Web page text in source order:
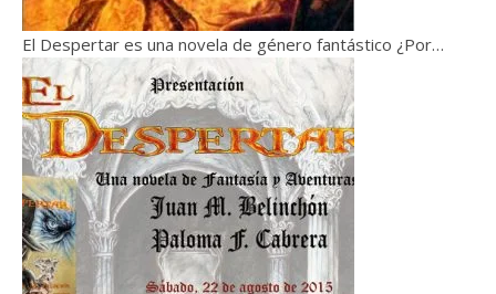
El Despertar es una novela de género fantástico ¿Por…